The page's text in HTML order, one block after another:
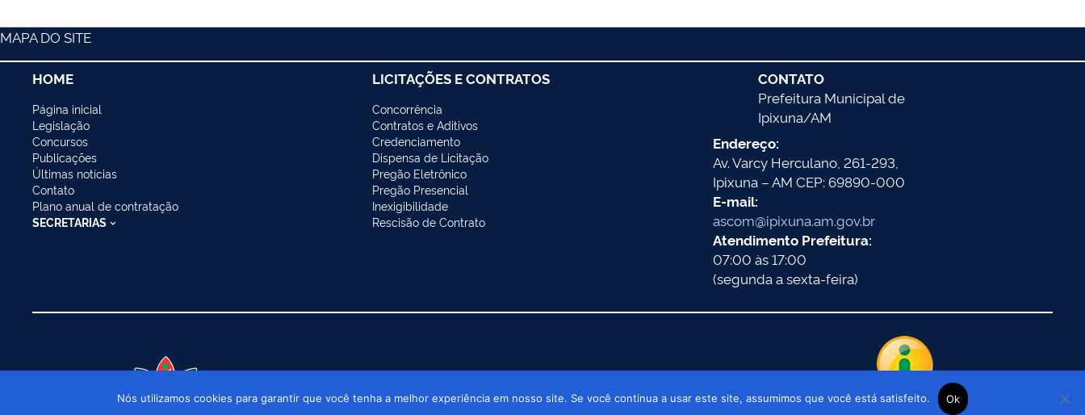
MAPA DO SITE
HOME
Página inicial
Legislação
Concursos
Publicações
Últimas notícias
Contato
Plano anual de contratação
SECRETARIAS
LICITAÇÕES E CONTRATOS
Concorrência
Contratos e Aditivos
Credenciamento
Dispensa de Licitação
Pregão Eletrônico
Pregão Presencial
Inexigibilidade
Rescisão de Contrato
CONTATO
Prefeitura Municipal de
Ipixuna/AM
Endereço:
Av. Varcy Herculano, 261-293,
Ipixuna – AM CEP: 69890-000
E-mail:
ascom@ipixuna.am.gov.br
Atendimento Prefeitura:
07:00 às 17:00
(segunda a sexta-feira)
Nós utilizamos cookies para garantir que você tenha a melhor experiência em nosso site. Se você continua a usar este site, assumimos que você está satisfeito.
Ok